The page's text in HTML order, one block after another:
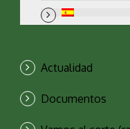
Actualidad
Documentos